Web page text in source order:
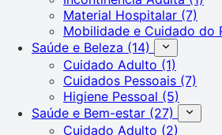
Material Hospitalar (7)
Mobilidade e Cuidado do
Saúde e Beleza (14)
Cuidado Adulto (1)
Cuidados Pessoais (7)
Higiene Pessoal (5)
Saúde e Bem-estar (27)
Cuidado Adulto (2)